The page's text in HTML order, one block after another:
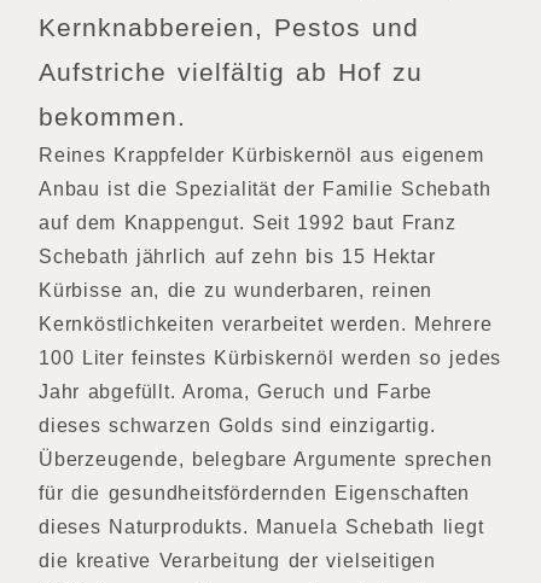
Kernknabbereien, Pestos und
Aufstriche vielfältig ab Hof zu
bekommen.
Reines Krappfelder Kürbiskernöl aus eigenem
Anbau ist die Spezialität der Familie Schebath
auf dem Knappengut. Seit 1992 baut Franz
Schebath jährlich auf zehn bis 15 Hektar
Kürbisse an, die zu wunderbaren, reinen
Kernköstlichkeiten verarbeitet werden. Mehrere
100 Liter feinstes Kürbiskernöl werden so jedes
Jahr abgefüllt. Aroma, Geruch und Farbe
dieses schwarzen Golds sind einzigartig.
Überzeugende, belegbare Argumente sprechen
für die gesundheitsfördernden Eigenschaften
dieses Naturprodukts. Manuela Schebath liegt
die kreative Verarbeitung der vielseitigen